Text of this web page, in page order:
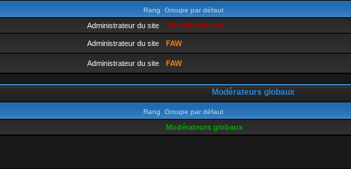
Rang Groupe par défaut
Administrateur du site Administrateurs
Administrateur du site FAW
Administrateur du site FAW
Modérateurs globaux
Rang Groupe par défaut
Modérateurs globaux